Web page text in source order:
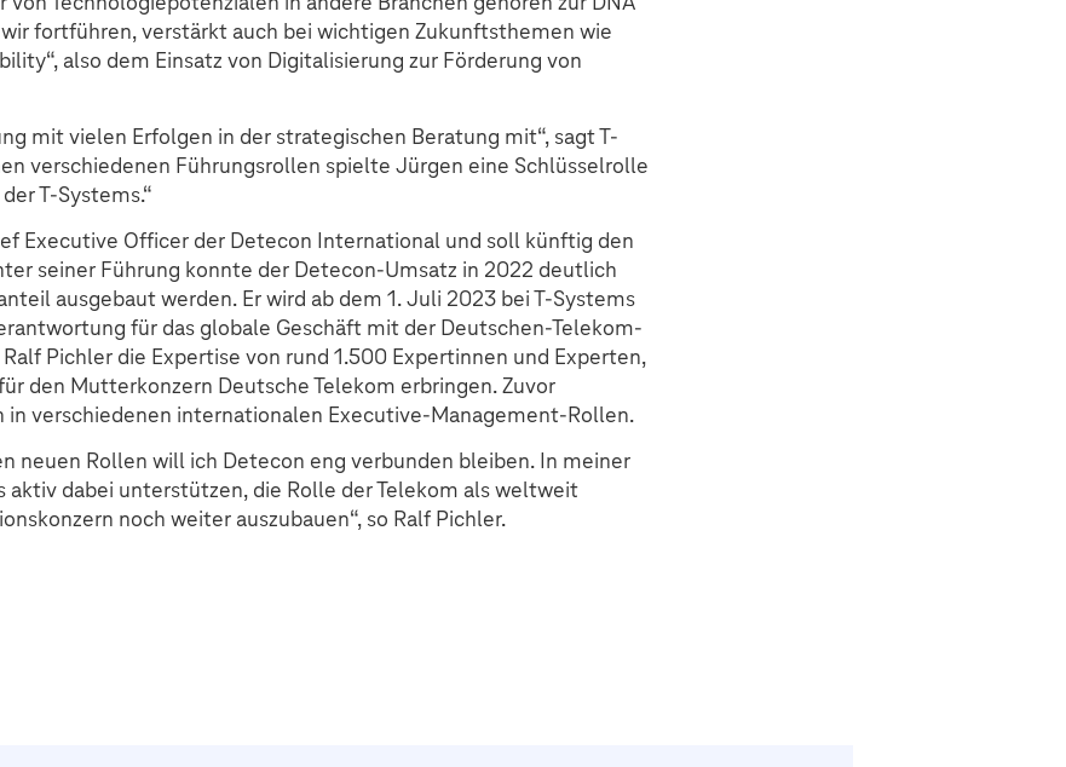
fortführen, verstärkt auch bei wichtigen Zukunftsthemen wie
also dem Einsatz von Digitalisierung zur Förderung von
mit vielen Erfolgen in der strategischen Beratung mit“, sagt T-
verschiedenen Führungsrollen spielte Jürgen eine Schlüsselrolle
T-Systems.“
Executive Officer der Detecon International und soll künftig den
seiner Führung konnte der Detecon-Umsatz in 2022 deutlich
ausgebaut werden. Er wird ab dem 1. Juli 2023 bei T-Systems
für das globale Geschäft mit der Deutschen-Telekom-
Pichler die Expertise von rund 1.500 Expertinnen und Experten,
den Mutterkonzern Deutsche Telekom erbringen. Zuvor
in verschiedenen internationalen Executive-Management-Rollen.
neuen Rollen will ich Detecon eng verbunden bleiben. In meiner
aktiv dabei unterstützen, die Rolle der Telekom als weltweit
noch weiter auszubauen“, so Ralf Pichler.